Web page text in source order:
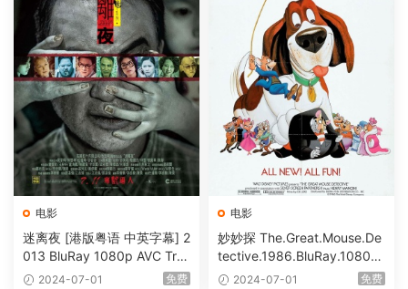
电影
迷离夜 [港版粤语 中英字幕] 2
013 BluRay 1080p AVC Tru
eHD5.1 [BDISO 22.64GB]
2024-07-01 免费
电影
妙妙探 The.Great.Mouse.De
tective.1986.BluRay.1080p.
AVC.DTS-HD.MA.5.1-HDHo
2024-07-01 免费